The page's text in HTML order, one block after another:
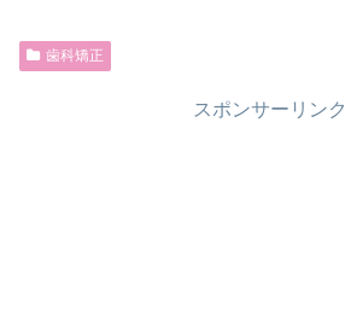
歯科矯正
スポンサーリンク